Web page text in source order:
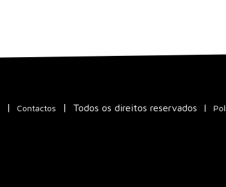
Contactos Todos os direitos reservados |